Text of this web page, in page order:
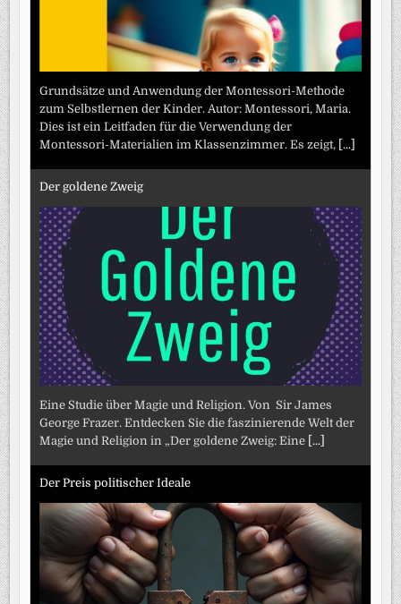
Grundsätze und Anwendung der Montessori-Methode
zum Selbstlernen der Kinder. Autor: Montessori, Maria.
Dies ist ein Leitfaden für die Verwendung der
Montessori-Materialien im Klassenzimmer. Es zeigt, [...]
Der goldene Zweig
Eine Studie über Magie und Religion. Von Sir James
George Frazer. Entdecken Sie die faszinierende Welt der
Magie und Religion in „Der goldene Zweig: Eine [...]
Der Preis politischer Ideale